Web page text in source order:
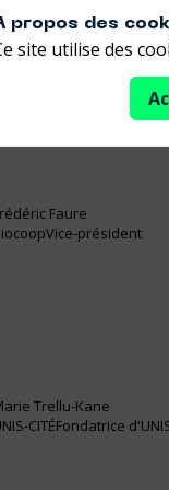
prendre position.
Faure
Vice-président
Trellu-Kane
CITÉFondatrice
propos des
site utilise des